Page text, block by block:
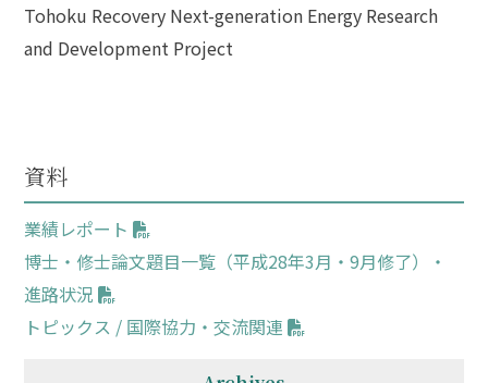
Tohoku Recovery Next-generation Energy Research
and Development Project
資料
業績レポート
博士・修士論文題目一覧（平成28年3月・9月修了）・
進路状況
トピックス / 国際協力・交流関連